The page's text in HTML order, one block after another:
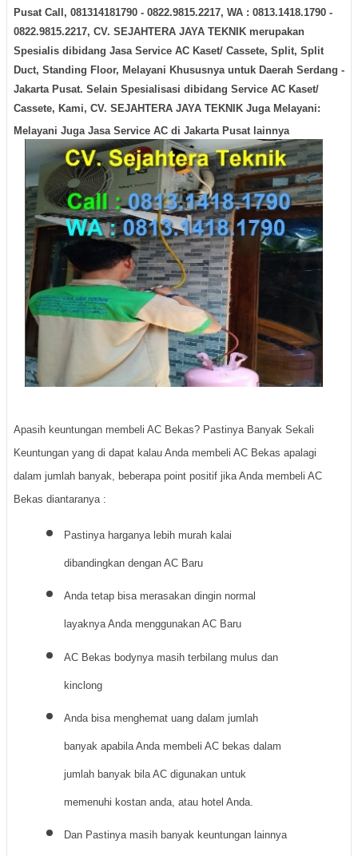
Pusat Call, 081314181790 - 0822.9815.2217, WA : 0813.1418.1790 -
0822.9815.2217, CV. SEJAHTERA JAYA TEKNIK merupakan
Spesialis dibidang Jasa Service AC Kaset/ Cassete, Split, Split
Duct, Standing Floor, Melayani Khususnya untuk Daerah Serdang -
Jakarta Pusat. Selain Spesialisasi dibidang Service AC Kaset/
Cassete, Kami, CV. SEJAHTERA JAYA TEKNIK Juga Melayani:
Melayani Juga Jasa Service AC di Jakarta Pusat lainnya
Apasih keuntungan membeli AC Bekas? Pastinya Banyak Sekali
Keuntungan yang di dapat kalau Anda membeli AC Bekas apalagi
dalam jumlah banyak, beberapa point positif jika Anda membeli AC
Bekas diantaranya :
Pastinya harganya lebih murah kalai
dibandingkan dengan AC Baru
Anda tetap bisa merasakan dingin normal
layaknya Anda menggunakan AC Baru
AC Bekas bodynya masih terbilang mulus dan
kinclong
Anda bisa menghemat uang dalam jumlah
banyak apabila Anda membeli AC bekas dalam
jumlah banyak bila AC digunakan untuk
memenuhi kostan anda, atau hotel Anda.
Dan Pastinya masih banyak keuntungan lainnya